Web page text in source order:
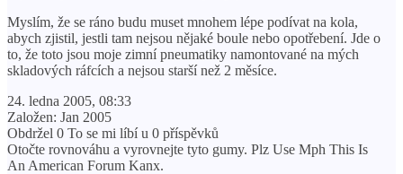
Myslím, že se ráno budu muset mnohem lépe podívat na kola,
abych zjistil, jestli tam nejsou nějaké boule nebo opotřebení. Jde o
to, že toto jsou moje zimní pneumatiky namontované na mých
skladových ráfcích a nejsou starší než 2 měsíce.
24. ledna 2005, 08:33
Založen: Jan 2005
Obdržel 0 To se mi líbí u 0 příspěvků
Otočte rovnováhu a vyrovnejte tyto gumy. Plz Use Mph This Is
An American Forum Kanx.